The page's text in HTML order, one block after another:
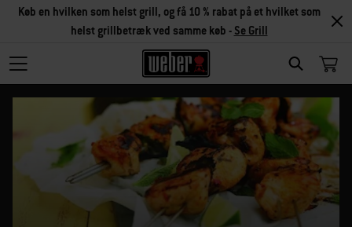
SEARCH
Køb en hvilken som helst grill, og få 10 % rabat på et hvilket som
helst grillbetræk ved samme køb - Se Grill